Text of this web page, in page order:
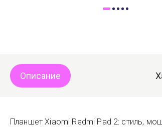
Описание
Планшет Xiaomi Redmi Pad 2: стиль,